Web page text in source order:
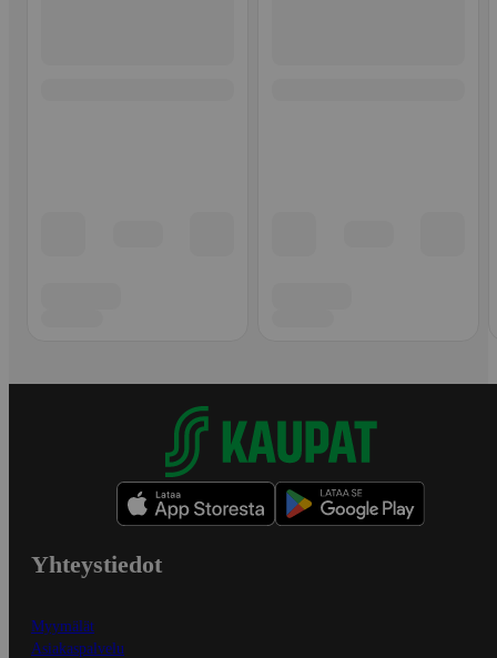
Yhteystiedot
Myymälät
Asiakaspalvelu